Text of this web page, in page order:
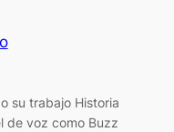
su trabajo Historia
de voz como Buzz